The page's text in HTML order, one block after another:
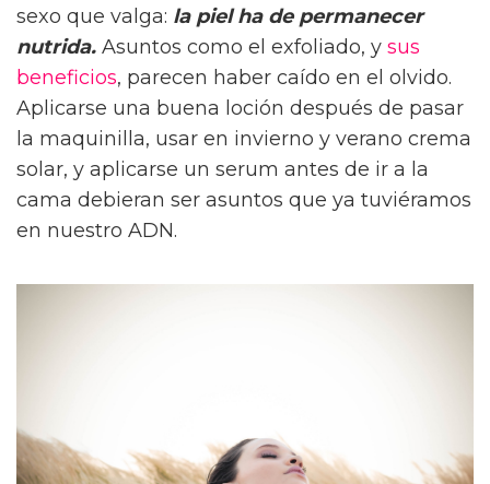
sexo que valga: la piel ha de permanecer
nutrida. Asuntos como el exfoliado, y sus
beneficios, parecen haber caído en el olvido.
Aplicarse una buena loción después de pasar
la maquinilla, usar en invierno y verano crema
solar, y aplicarse un serum antes de ir a la
cama debieran ser asuntos que ya tuviéramos
en nuestro ADN.